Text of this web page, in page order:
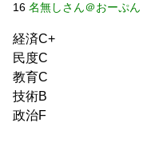
16 名無しさん＠おーぷん
経済C+
民度C
教育C
技術B
政治F